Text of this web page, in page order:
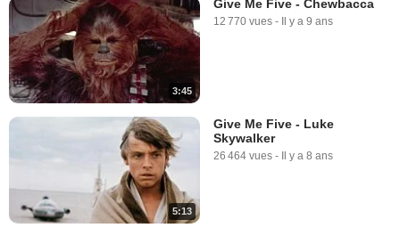
3:45
Give Me Five - Chewbacca
12 770 vues - Il y a 9 ans
5:13
Give Me Five - Luke
Skywalker
26 464 vues - Il y a 8 ans